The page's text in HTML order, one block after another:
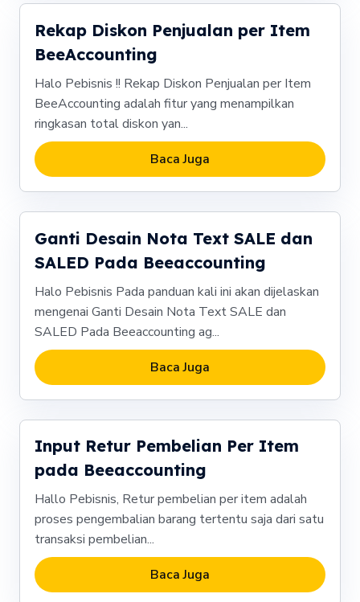
Rekap Diskon Penjualan per Item
BeeAccounting
Halo Pebisnis !! Rekap Diskon Penjualan per Item
BeeAccounting adalah fitur yang menampilkan
ringkasan total diskon yan...
Baca Juga
Ganti Desain Nota Text SALE dan
SALED Pada Beeaccounting
Halo Pebisnis Pada panduan kali ini akan dijelaskan
mengenai Ganti Desain Nota Text SALE dan
SALED Pada Beeaccounting ag...
Baca Juga
Input Retur Pembelian Per Item
pada Beeaccounting
Hallo Pebisnis, Retur pembelian per item adalah
proses pengembalian barang tertentu saja dari satu
transaksi pembelian...
Baca Juga